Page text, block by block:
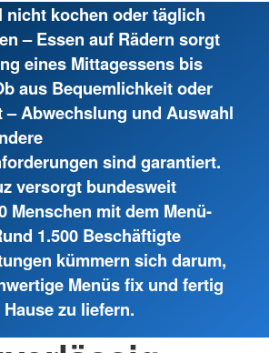
nicht kochen oder täglich
– Essen auf Rädern sorgt
eines Mittagessens bis
aus Bequemlichkeit oder
– Abwechslung und Auswahl
sind garantiert.
versorgt bundesweit
Menschen mit dem Menü-
1.500 Beschäftigte
kümmern sich darum,
Menüs fix und fertig
zu liefern.